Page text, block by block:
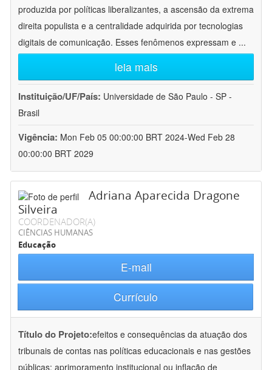
produzida por políticas liberalizantes, a ascensão da extrema
direita populista e a centralidade adquirida por tecnologias
digitais de comunicação. Esses fenômenos expressam e ...
leia mais
Instituição/UF/País: Universidade de São Paulo - SP -
Brasil
Vigência: Mon Feb 05 00:00:00 BRT 2024-Wed Feb 28
00:00:00 BRT 2029
Adriana Aparecida Dragone
Silveira
COORDENADOR(A)
CIÊNCIAS HUMANAS
Educação
E-mail
Currículo
Título do Projeto:efeitos e consequências da atuação dos
tribunais de contas nas políticas educacionais e nas gestões
públicas: aprimoramento institucional ou inflação de